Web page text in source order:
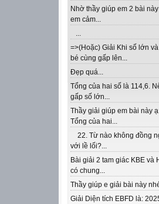
Nhờ thầy giúp em 2 bài
em cảm...
...
=>(Hoặc) Giải Khi số lớn
bé cùng gấp lên...
Đẹp quá...
Tổng của hai số là 114,6.
gấp số lớn...
Thầy giải giúp em bài này
Tổng của hai...
22. Từ nào không đồng
với lề lối?...
Bài giải 2 tam giác KBE và
có chung...
Thầy giúp e giải bài này
Giải Diện tích EBFD là: